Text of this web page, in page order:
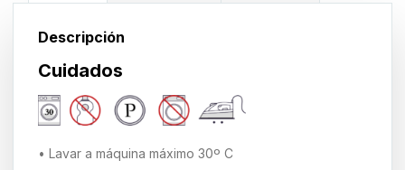
Descripción
Cuidados
• Lavar a máquina máximo 30º C